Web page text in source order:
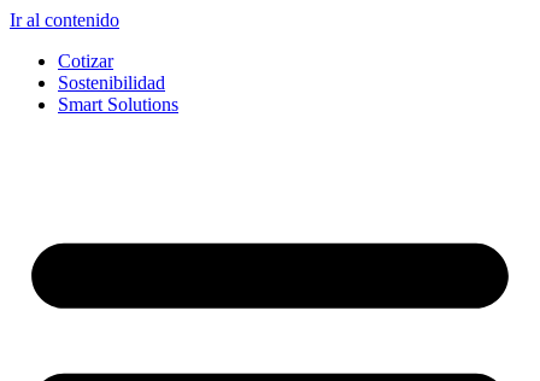
Ir al contenido
Cotizar
Sostenibilidad
Smart Solutions